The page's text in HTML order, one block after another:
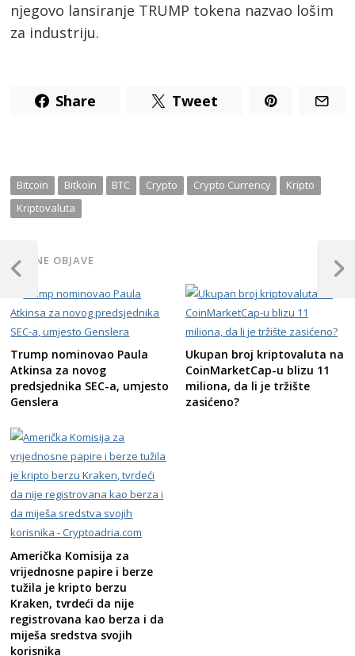
njegovo lansiranje TRUMP tokena nazvao lošim
za industriju.
Share Tweet
Bitcoin Bitkoin BTC Crypto Crypto Currency
Kripto
Kriptovaluta
SLIČNE OBJAVE
Trump nominovao Paula
Atkinsa za novog
predsjednika SEC-a, umjesto
Genslera
Ukupan broj kriptovaluta na
CoinMarketCap-u blizu 11
miliona, da li je tržište
zasićeno?
Američka Komisija za
vrijednosne papire i berze
tužila je kripto berzu
Kraken, tvrdeći da nije
registrovana kao berza i da
miješa sredstva svojih
korisnika
Post
navigation
Previous
Next
Post